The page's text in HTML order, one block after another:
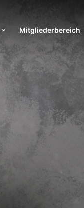
Mitgliederbereich